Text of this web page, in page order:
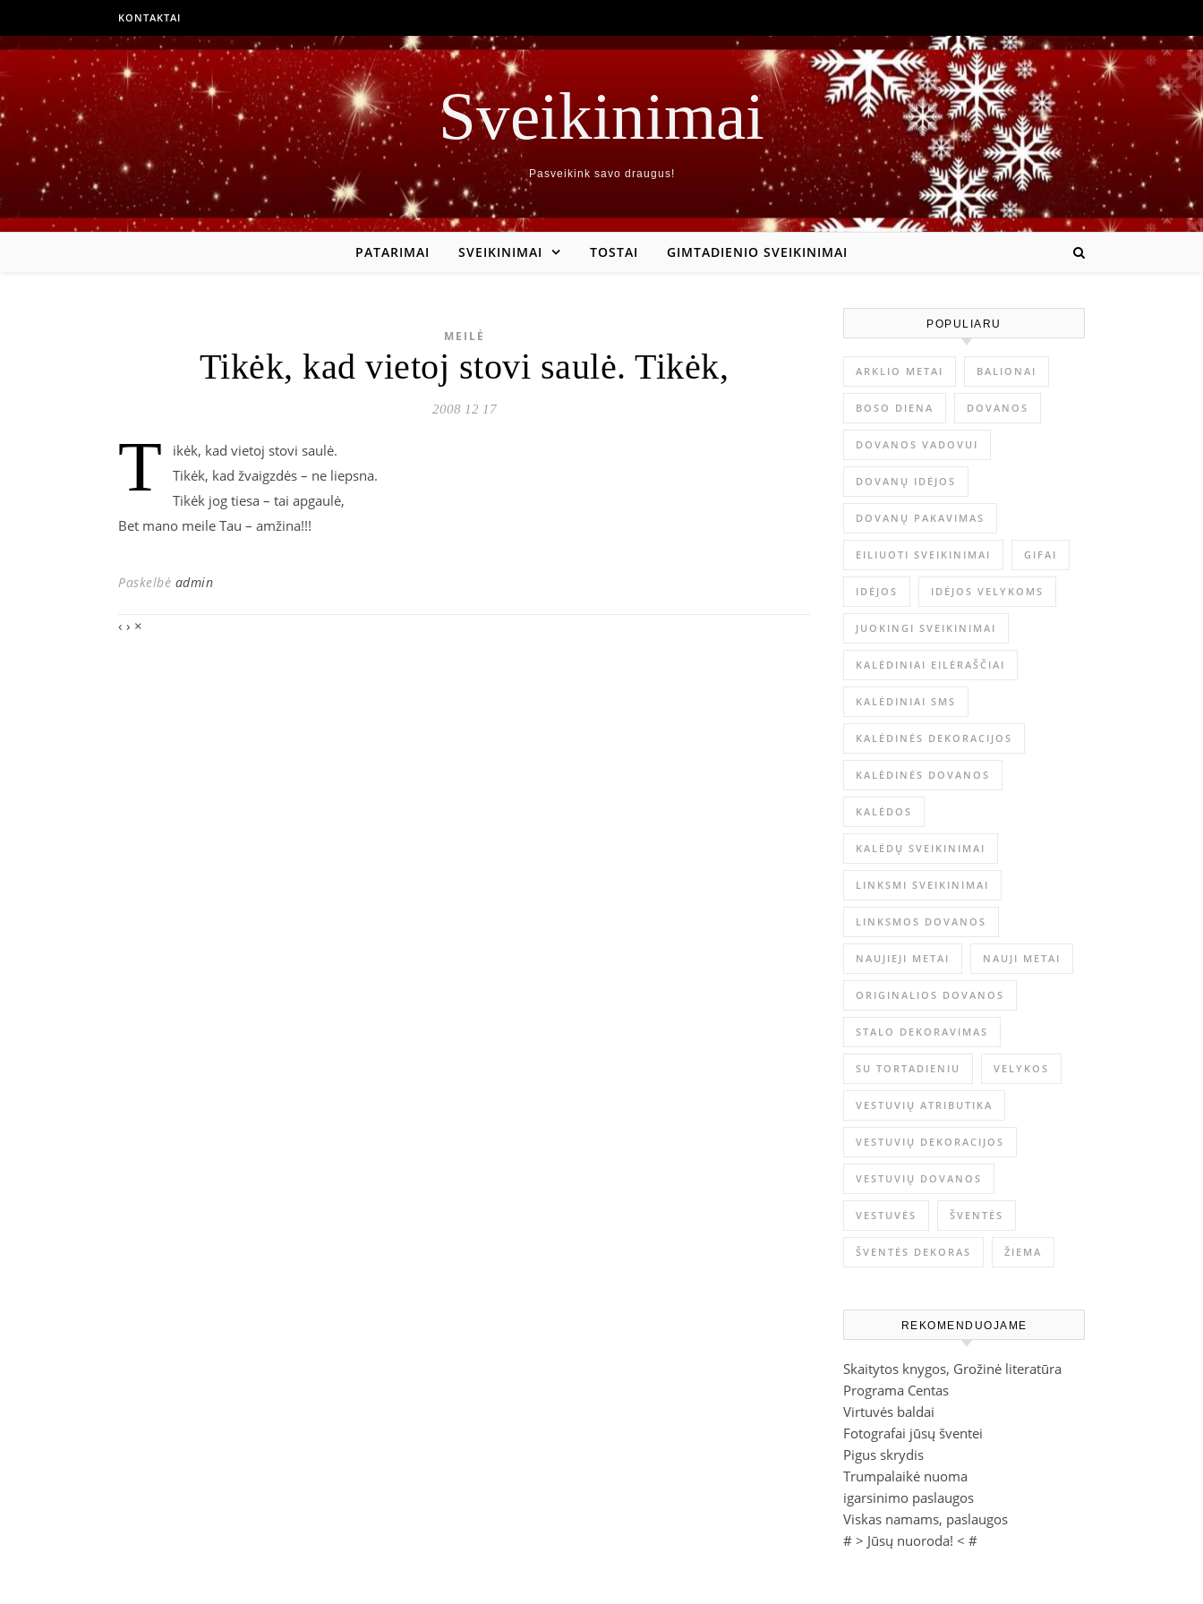
KONTAKTAI
Sveikinimai
Pasveikink savo draugus!
PATARIMAI SVEIKINIMAI TOSTAI GIMTADIENIO SVEIKINIMAI
MEILĖ
Tikėk, kad vietoj stovi saulė. Tikėk,
2008 12 17
T
ikėk, kad vietoj stovi saulė.
Tikėk, kad žvaigzdės – ne liepsna.
Tikėk jog tiesa – tai apgaulė,
Bet mano meile Tau – amžina!!!
Paskelbė admin
‹ › ×
POPULIARU
ARKLIO METAI BALIONAI
BOSO DIENA DOVANOS
DOVANOS VADOVUI
DOVANŲ IDĖJOS
DOVANŲ PAKAVIMAS
EILIUOTI SVEIKINIMAI GIFAI
IDĖJOS IDĖJOS VELYKOMS
JUOKINGI SVEIKINIMAI
KALĖDINIAI EILĖRAŠČIAI
KALĖDINIAI SMS
KALĖDINĖS DEKORACIJOS
KALĖDINĖS DOVANOS
KALĖDOS
KALĖDŲ SVEIKINIMAI
LINKSMI SVEIKINIMAI
LINKSMOS DOVANOS
NAUJIEJI METAI NAUJI METAI
ORIGINALIOS DOVANOS
STALO DEKORAVIMAS
SU TORTADIENIU VELYKOS
VESTUVIŲ ATRIBUTIKA
VESTUVIŲ DEKORACIJOS
VESTUVIŲ DOVANOS
VESTUVĖS ŠVENTĖS
ŠVENTĖS DEKORAS ŽIEMA
REKOMENDUOJAME
Skaitytos knygos, Grožinė literatūra
Programa Centas
Virtuvės baldai
Fotografai jūsų šventei
Pigus skrydis
Trumpalaikė nuoma
igarsinimo paslaugos
Viskas namams, paslaugos
# > Jūsų nuoroda! < #